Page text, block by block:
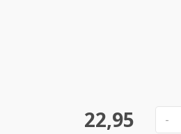
22,95 -